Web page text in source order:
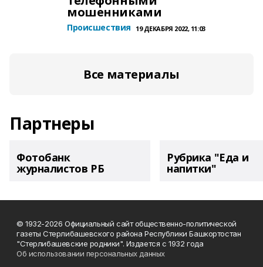
мошенниками
Происшествия 19 ДЕКАБРЯ 2022, 11:03
Все материалы
Партнеры
Фотобанк
журналистов РБ
Рубрика "Еда и
напитки"
© 1932-2026 Официальный сайт общественно-политической
газеты Стерлибашевского района Республики Башкортостан
"Стерлибашевские родники". Издается с 1932 года
Об использовании персональных данных